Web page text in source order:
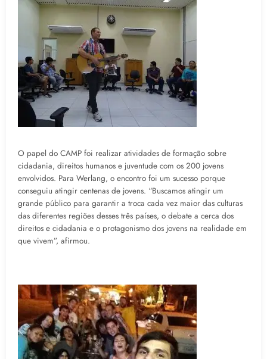
O papel do CAMP foi realizar atividades de formação sobre
cidadania, direitos humanos e juventude com os 200 jovens
envolvidos. Para Werlang, o encontro foi um sucesso porque
conseguiu atingir centenas de jovens. “Buscamos atingir um
grande público para garantir a troca cada vez maior das culturas
das diferentes regiões desses três países, o debate a cerca dos
direitos e cidadania e o protagonismo dos jovens na realidade em
que vivem”, afirmou.